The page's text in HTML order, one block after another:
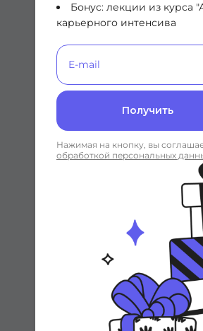
Бонус: лекции из курса
карьерного интенсива
Получить
Нажимая на кнопку, вы
обработкой персональных
Подробнее о
нуля
Стань DevOps-инженером с
Подробнее о
Полный курс по
сетевым технологиям
Полный курс по сетевым
от Мерион Нетворкс - учим с